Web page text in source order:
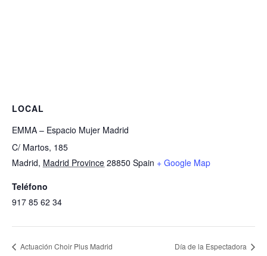
LOCAL
EMMA – Espacio Mujer Madrid
C/ Martos, 185
Madrid, Madrid Province 28850 Spain + Google Map
Teléfono
917 85 62 34
Actuación Choir Plus Madrid Día de la Espectadora